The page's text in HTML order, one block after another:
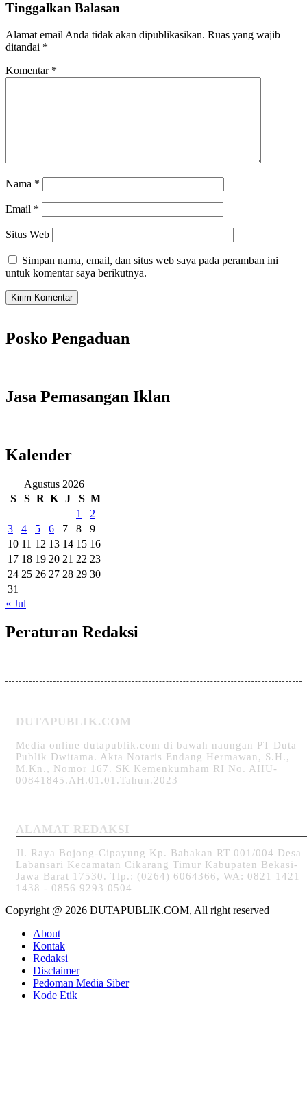
Tinggalkan Balasan
Alamat email Anda tidak akan dipublikasikan. Ruas yang wajib
ditandai *
Komentar *
Nama *
Email *
Situs Web
Simpan nama, email, dan situs web saya pada peramban ini
untuk komentar saya berikutnya.
Posko Pengaduan
Jasa Pemasangan Iklan
Kalender
Agustus 2026
S
S R K J S M
1
2
3
4 5 6 7 8
9
10 11 12 13 14 15 16
17 18 19 20 21 22 23
24 25 26 27 28 29 30
31
« Jul
Peraturan Redaksi
DUTAPUBLIK.COM
Media online dutapublik.com di bawah naungan PT Duta
Publik Dwitama. Akta Notaris Endang Hermawan, S.H.,
M.Kn., Nomor 167. SK Kemenkumham RI No. AHU-
00841845.AH.01.01.Tahun.2023
ALAMAT REDAKSI
Jl. Raya Bojong-Cipayung Kp. Babakan RT 001/004 Desa
Labansari Kecamatan Cikarang Timur Kabupaten Bekasi-
Jawa Barat 17530. Tlp.: (0264) 6064366, WA: 0821 1421
1438 - 0856 9293 0504
Copyright @ 2026 DUTAPUBLIK.COM, All right reserved
About
Kontak
Redaksi
Disclaimer
Pedoman Media Siber
Kode Etik